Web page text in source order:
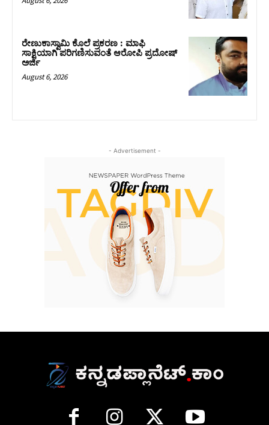
ರೇಣುಕಾಸ್ವಾಮಿ ಕೊಲೆ ಪ್ರಕರಣ : ಮಾಫಿ
ಸಾಕ್ಷಿಯಾಗಿ ಪರಿಗಣಿಸುವಂತೆ ಆರೋಪಿ ಪ್ರದೋಷ್‌
ಅರ್ಜಿ
August 6, 2026
- Advertisement -